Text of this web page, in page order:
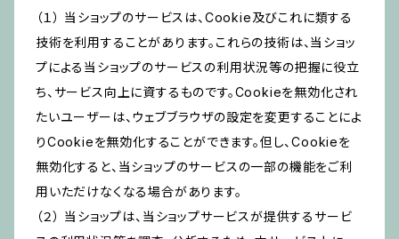
（１） 当ショップのサービスは、Cookie及びこれに類する
技術を利用することがあります。これらの技術は、当ショッ
プによる当ショップのサービスの利用状況等の把握に役立
ち、サービス向上に資するものです。Cookieを無効化され
たいユーザーは、ウェブブラウザの設定を変更することによ
りCookieを無効化することができます。但し、Cookieを
無効化すると、当ショップのサービスの一部の機能をご利
用いただけなくなる場合があります。
（２） 当ショップは、当ショップサービスが提供するサービ